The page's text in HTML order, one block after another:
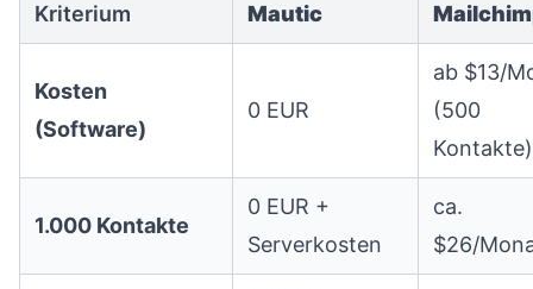
Kriterium
Mautic
Kosten
(Software)
0 EUR
ab $13/
(500
Kontakte)
1.000 Kontakte
0 EUR +
Serverkosten
ca.
$26/